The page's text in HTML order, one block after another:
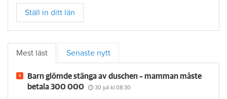
Ställ in ditt län
Mest läst Senaste nytt
Barn glömde stänga av duschen – mamman måste
betala 300 000
30 juli kl 08:30